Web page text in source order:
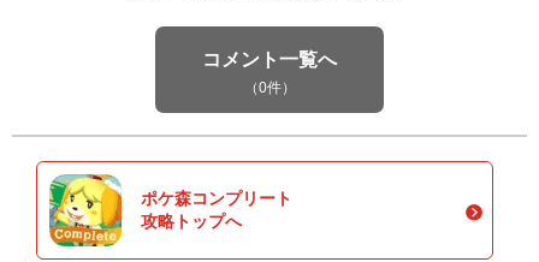
コメント一覧へ
（0件）
ポケ森コンプリート
攻略トップへ